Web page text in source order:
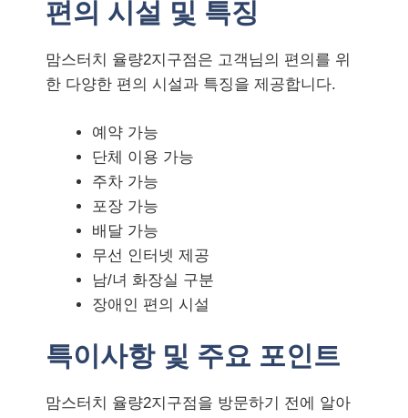
편의 시설 및 특징
맘스터치 율량2지구점은 고객님의 편의를 위
한 다양한 편의 시설과 특징을 제공합니다.
예약 가능
단체 이용 가능
주차 가능
포장 가능
배달 가능
무선 인터넷 제공
남/녀 화장실 구분
장애인 편의 시설
특이사항 및 주요 포인트
맘스터치 율량2지구점을 방문하기 전에 알아